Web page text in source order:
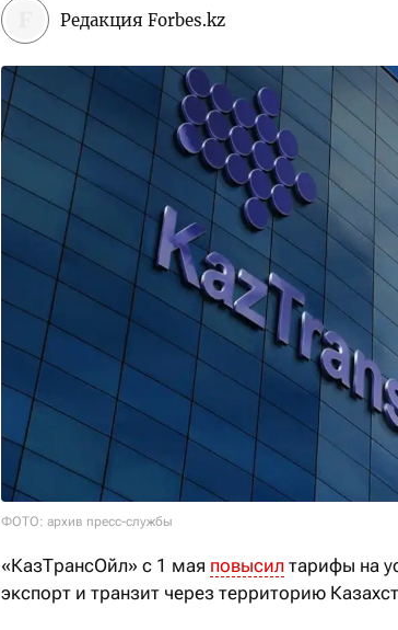
Редакция Forbes.kz
ФОТО: архив пресс-службы
«КазТрансОйл» с 1 мая повысил тарифы на
экспорт и транзит через территорию